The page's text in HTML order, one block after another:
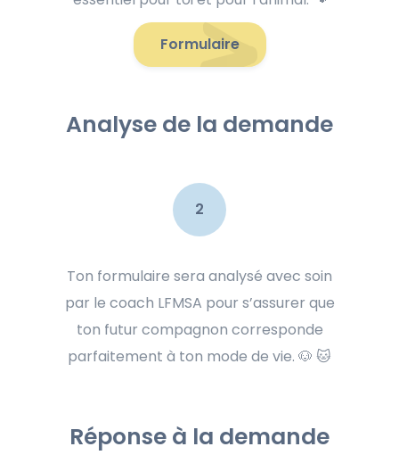
Formulaire
Analyse de la demande
2
Ton formulaire sera analysé avec soin
par le coach LFMSA pour s’assurer que
ton futur compagnon corresponde
parfaitement à ton mode de vie. 🐶 🐱
Réponse à la demande